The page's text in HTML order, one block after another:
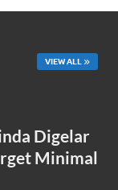
VIEW ALL
Digelar
Minimal